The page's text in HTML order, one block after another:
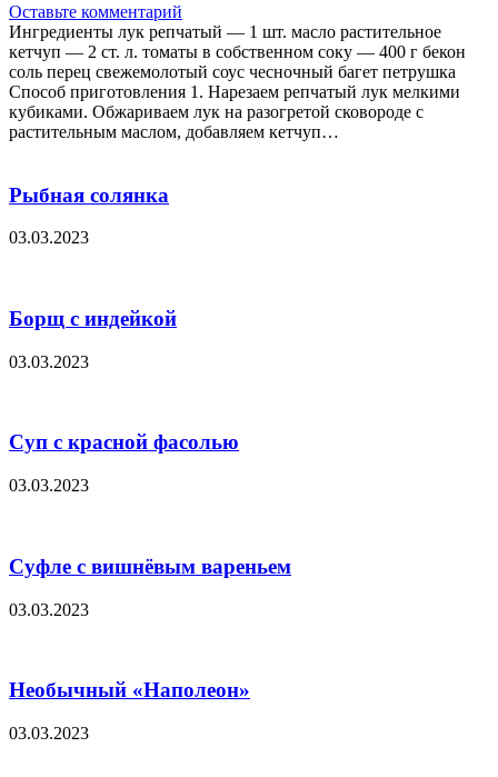
Оставьте комментарий
Ингредиенты лук репчатый — 1 шт. масло растительное
кетчуп — 2 ст. л. томаты в собственном соку — 400 г бекон
соль перец свежемолотый соус чесночный багет петрушка
Способ приготовления 1. Нарезаем репчатый лук мелкими
кубиками. Обжариваем лук на разогретой сковороде с
растительным маслом, добавляем кетчуп…
Рыбная солянка
03.03.2023
Борщ с индейкой
03.03.2023
Суп с красной фасолью
03.03.2023
Суфле с вишнёвым вареньем
03.03.2023
Необычный «Наполеон»
03.03.2023